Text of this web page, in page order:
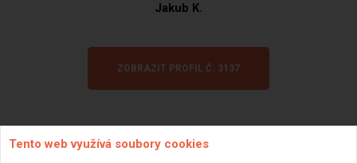
Jakub K.
ZOBRAZIT PROFIL Č. 3137
Tento web využívá soubory cookies